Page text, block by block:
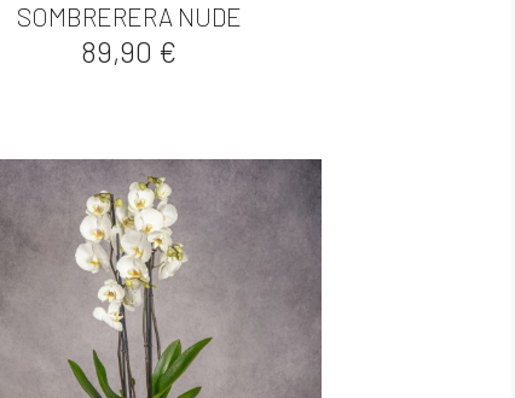
SOMBRERERA NUDE
Precio
89,90 €
Vista rápida